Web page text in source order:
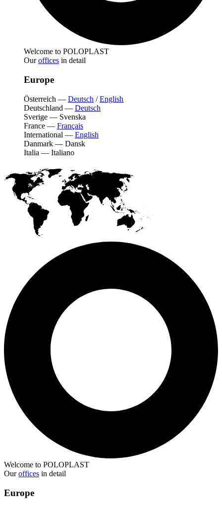
Welcome to POLOPLAST
Ouroffices in detail
Europe
Österreich — Deutsch /English
Deutschland — Deutsch
Sverige — Svenska
France — Français
International — English
Danmark — Dansk
Italia — Italiano
Welcome to POLOPLAST
Ouroffices in detail
Europe